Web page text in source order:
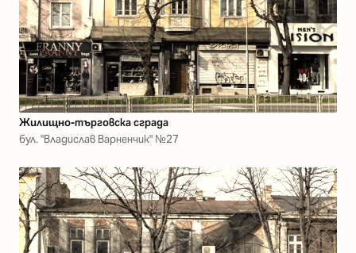
Жилищно-търговска сграда
бул. "Владислав Варненчик" №27